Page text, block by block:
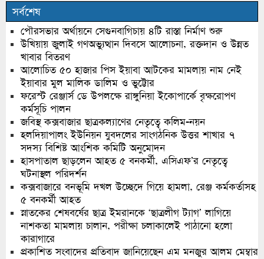
সর্বশেষ
পৌরসভার অর্থায়নে সেগুনবাগিচায় ৪টি রাস্তা নির্মাণ শুরু
উখিয়ায় জুলাই গণঅভ্যুত্থান দিবসে আলোচনা, রক্তদান ও উন্নত
খাবার বিতরণ
আলোচিত ৫০ হাজার পিস ইয়াবা আটকের মামলায় নাম নেই
ইয়াবার মুল মালিক ডালিম ও ভুট্টোর
ফরেস্ট রেঞ্জার্স ডে উপলক্ষে রাঙ্গুনিয়া ইকোপার্কে বৃক্ষরোপণ
কর্মসূচি পালন
জবিস্থ কক্সবাজার ছাত্রকল্যাণের নেতৃত্বে কলিম-নয়ন
হলদিয়াপালং ইউনিয়ন যুবদলের সাংগঠনিক উত্তর শাখার ৭
সদস্য বিশিষ্ট আংশিক কমিটি অনুমোদন
হাসপাতাল ছাড়লেন আহত ৫ বনকর্মী, এসিএফ’র নেতৃত্বে
ঘটনাস্থল পরিদর্শন
কক্সবাজারে বনভূমি দখল উচ্ছেদে গিয়ে হামলা, রেঞ্জ কর্মকর্তাসহ
৫ বনকর্মী আহত
স্নাতকের শেষবর্ষের ছাত্র ইমরানকে ‘ছাত্রলীগ ট্যাগ’ লাগিয়ে
নাশকতা মামলায় চালান, পরীক্ষা চলাকালেই পাঠানো হলো
কারাগারে
প্রকাশিত সংবাদের প্রতিবাদ জানিয়েছেন এম মনজুর আলম মেম্বার